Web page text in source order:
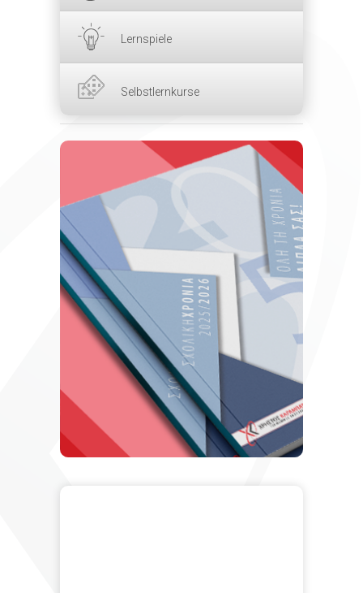
Lernspiele
Selbstlernkurse